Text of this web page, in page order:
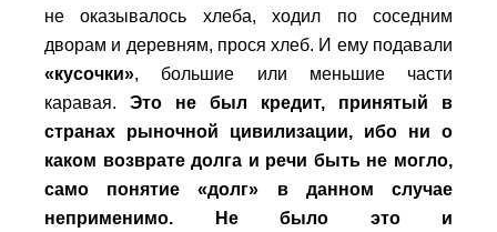
не оказывалось хлеба, ходил по соседним
дворам и деревням, прося хлеб. И ему подавали
«кусочки», большие или меньшие части
каравая. Это не был кредит, принятый в
странах рыночной цивилизации, ибо ни о
каком возврате долга и речи быть не могло,
само понятие «долг» в данном случае
неприменимо. Не было это и